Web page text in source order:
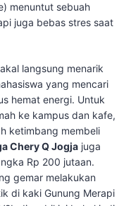
menuntut sebuah
juga bebas stres saat
langsung menarik
yang mencari
hemat energi. Untuk
ke kampus dan kafe,
ketimbang membeli
Chery Q Jogja juga
Rp 200 jutaan.
gemar melakukan
di kaki Gunung Merapi